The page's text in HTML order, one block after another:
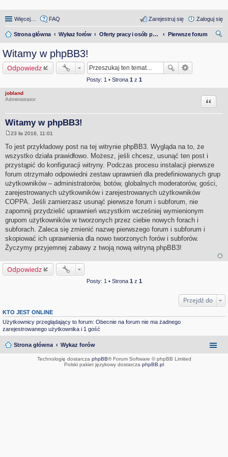
Więcej… FAQ Zaloguj się
Zarejestruj się
Strona główna Wykaz forów Oferty pracy i osób poszukujących pracy
Pierwsze forum
Witamy w phpBB3!
Odpowiedz
Posty: 1 • Strona 1z 1
jobland
Administrator
Witamy w phpBB3!
Cytuj
s
t
23 lis 2016, 11:01
To jest przykładowy post na tej witrynie phpBB3. Wygląda na to, że
wszystko działa prawidłowo. Możesz, jeśli chcesz, usunąć ten post i
przystąpić do konfiguracji witryny. Podczas procesu instalacji pierwsze
forum otrzymało odpowiedni zestaw uprawnień dla predefiniowanych grup
użytkowników – administratorów, botów, globalnych moderatorów, gości,
zarejestrowanych użytkowników i zarejestrowanych użytkowników
COPPA. Jeśli zamierzasz usunąć pierwsze forum i subforum, nie
zapomnij przydzielić uprawnień wszystkim wcześniej wymienionym
grupom użytkowników w tworzonych przez ciebie nowych forach i
subforach. Zaleca się zmienić nazwę pierwszego forum i subforum i
skopiować ich uprawnienia dla nowo tworzonych forów i subforów.
Życzymy przyjemnej zabawy z twoją nową witryną phpBB3!
Odpowiedz
Posty: 1 • Strona 1z 1
Przejdź do
KTO JEST ONLINE
Użytkownicy przeglądający to forum: Obecnie na forum nie ma żadnego
zarejestrowanego użytkownika i 1 gość
Strona główna Wykaz forów
Technologię dostarcza phpBB® Forum Software © phpBB Limited
Polski pakiet językowy dostarcza phpBB.pl